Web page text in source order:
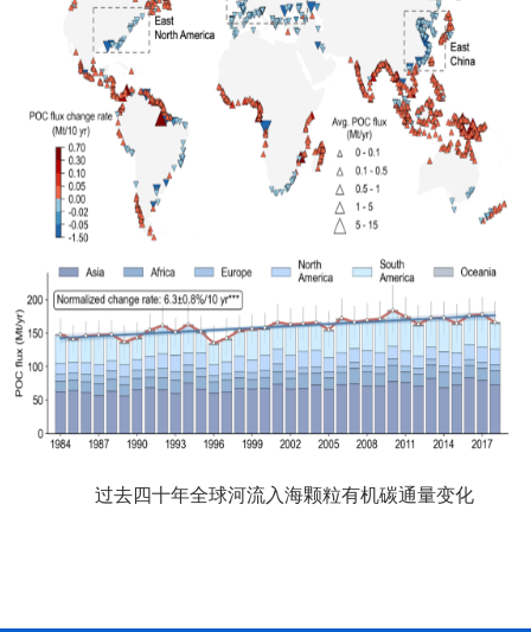
过去四十年全球河流入海颗粒有机碳通量变化